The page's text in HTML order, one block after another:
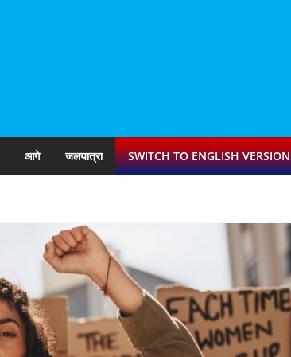
आगे जलयात्रा SWITCH TO ENGLISH VERSION